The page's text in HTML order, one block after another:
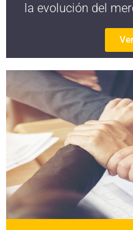
la evolución del